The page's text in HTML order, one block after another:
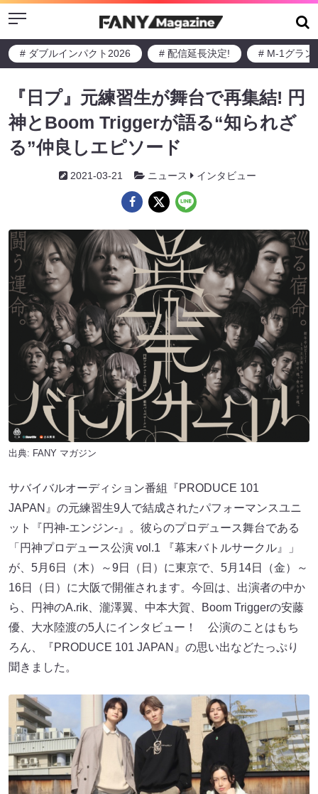
Menu
# ダブルインパクト2026 # 配信延長決定! # M-1グラン
『日プ』元練習生が舞台で再集結! 円
神とBoom Triggerが語る“知られざ
る”仲良しエピソード
2021-03-21 ニュース インタビュー
出典: FANY マガジン
サバイバルオーディション番組『PRODUCE 101
JAPAN』の元練習生9人で結成されたパフォーマンスユニ
ット『円神-エンジン-』。彼らのプロデュース舞台である
「円神プロデュース公演 vol.1 『幕末バトルサークル』」
が、5月6日（木）～9日（日）に東京で、5月14日（金）～
16日（日）に大阪で開催されます。今回は、出演者の中か
ら、円神のA.rik、瀧澤翼、中本大賀、Boom Triggerの安藤
優、大水陸渡の5人にインタビュー！ 公演のことはもち
ろん、『PRODUCE 101 JAPAN』の思い出などたっぷり
聞きました。